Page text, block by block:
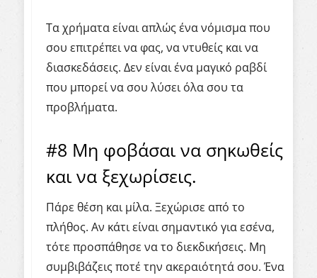
Τα χρήματα είναι απλώς ένα νόμισμα που
σου επιτρέπει να φας, να ντυθείς και να
διασκεδάσεις. Δεν είναι ένα μαγικό ραβδί
που μπορεί να σου λύσει όλα σου τα
προβλήματα.
#8 Μη φοβάσαι να σηκωθείς
και να ξεχωρίσεις.
Πάρε θέση και μίλα. Ξεχώρισε από το
πλήθος. Αν κάτι είναι σημαντικό για εσένα,
τότε προσπάθησε να το διεκδικήσεις. Μη
συμβιβάζεις ποτέ την ακεραιότητά σου. Ένα